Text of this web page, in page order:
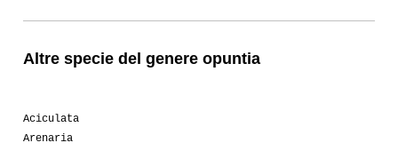
Altre specie del genere opuntia
Aciculata
Arenaria